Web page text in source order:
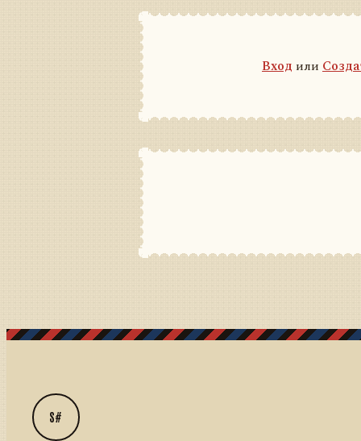
Вход или
S#